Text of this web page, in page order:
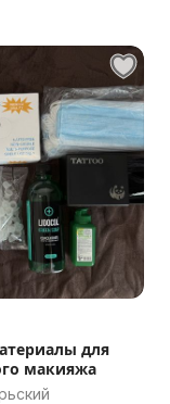
для
макияжа